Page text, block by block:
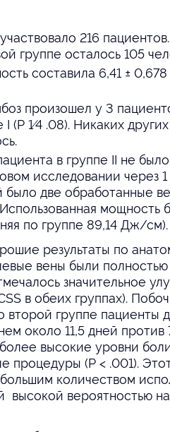
216
группе осталось 105
составила 6,41 ±
произошел у 3
I (P 1⁄4 .08). Никаких
в группе II не
исследовании через
было две обработанные
мощность
по группе 89,14 Дж/см).
результаты по
вены были полностью
значительное
в обеих группах).
второй группе пациенты
около 11,5 дней
высокие уровни
процедуры (P < .001).
количеством
высокой вероятностью